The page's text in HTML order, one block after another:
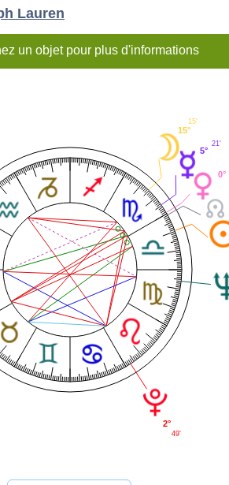
Lauren
un objet pour plus d'informations
0°
5°
21'
15°
15'
2°
49'